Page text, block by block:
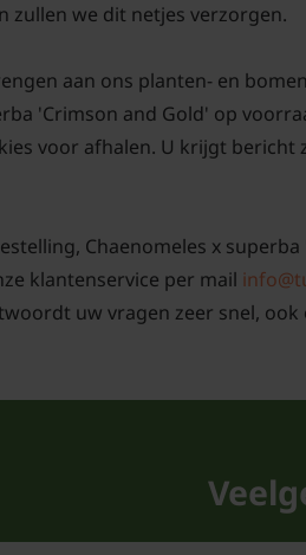
zullen we dit netjes verzorgen.
aan ons planten- en
'Crimson and Gold' op
voor afhalen. U krijgt
Chaenomeles x
klantenservice per mail
uw vragen zeer snel, ook